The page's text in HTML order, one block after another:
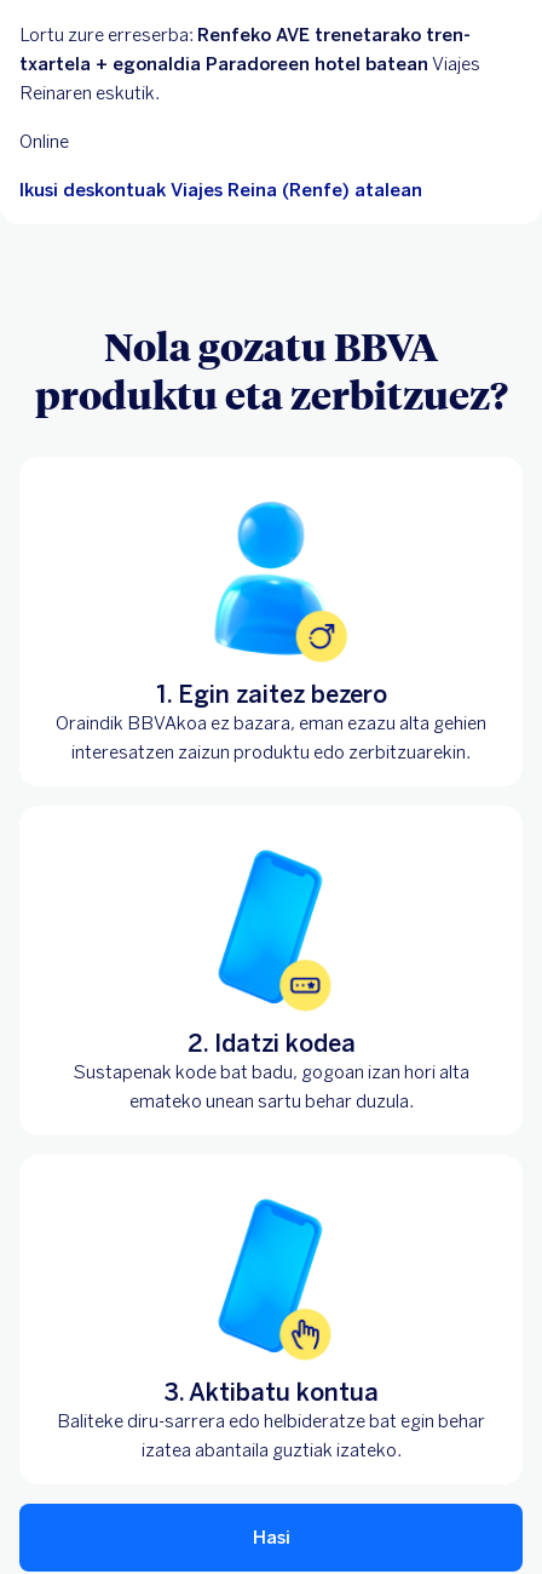
Lortu zure erreserba: Renfeko AVE trenetarako tren-
txartela + egonaldia Paradoreen hotel batean Viajes
Reinaren eskutik.
Online
Ikusi deskontuak Viajes Reina (Renfe) atalean
Nola gozatu BBVA
produktu eta zerbitzuez?
1. Egin zaitez bezero
Oraindik BBVAkoa ez bazara, eman ezazu alta gehien
interesatzen zaizun produktu edo zerbitzuarekin.
2. Idatzi kodea
Sustapenak kode bat badu, gogoan izan hori alta
emateko unean sartu behar duzula.
3. Aktibatu kontua
Baliteke diru-sarrera edo helbideratze bat egin behar
izatea abantaila guztiak izateko.
Hasi